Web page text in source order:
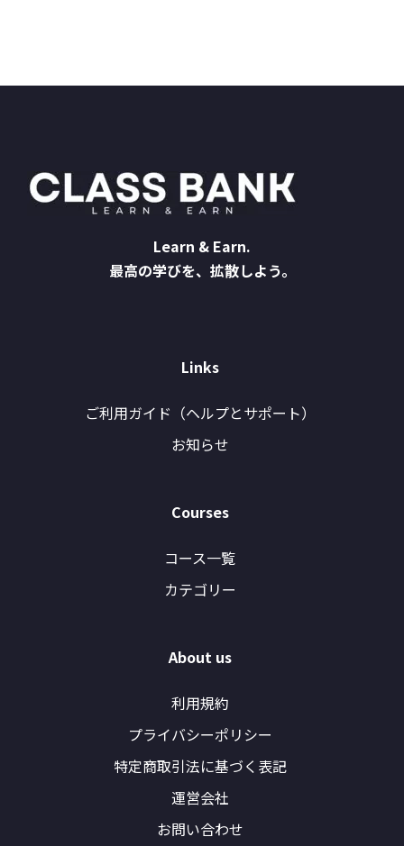
Learn & Earn.
最高の学びを、拡散しよう。
Links
ご利用ガイド（ヘルプとサポート）
お知らせ
Courses
コース一覧
カテゴリー
About us
利用規約
プライバシーポリシー
特定商取引法に基づく表記
運営会社
お問い合わせ